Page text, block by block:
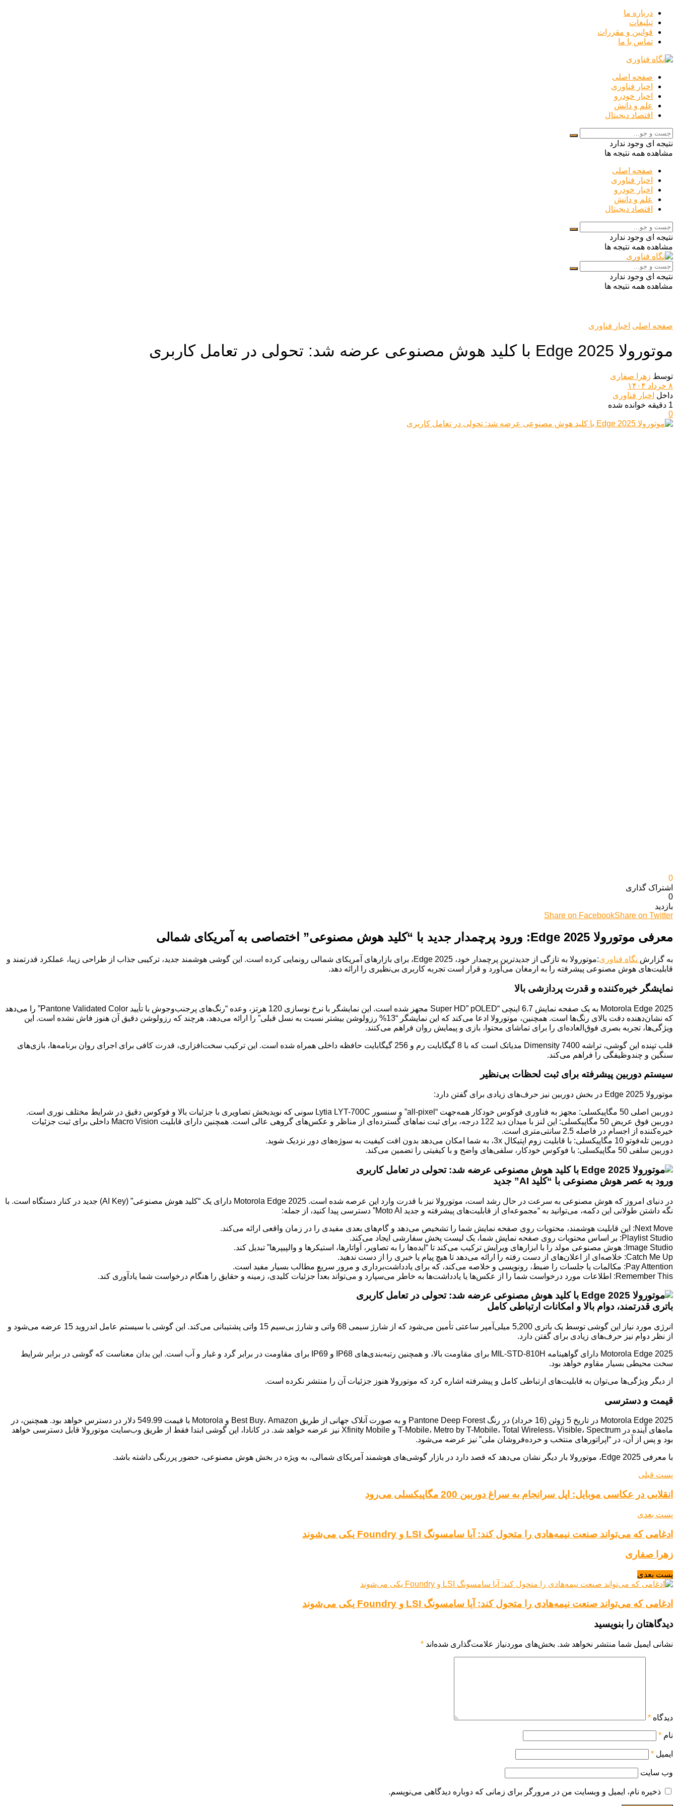
درباره ما
تبلیغات
قوانین و مقررات
تماس با ما
صفحه اصلی
اخبار فناوری
اخبار خودرو
علم و دانش
اقتصاد دیجیتال
نتیجه ای وجود ندارد
مشاهده همه نتیجه ها
صفحه اصلی
اخبار فناوری
اخبار خودرو
علم و دانش
اقتصاد دیجیتال
نتیجه ای وجود ندارد
مشاهده همه نتیجه ها
نتیجه ای وجود ندارد
مشاهده همه نتیجه ها
صفحه اصلی اخبار فناوری
موتورولا Edge 2025 با کلید هوش مصنوعی عرضه شد: تحولی در تعامل کاربری
توسط زهرا صفاری
۸ خرداد ۱۴۰۴
داخل اخبار فناوری
1 دقیقه خوانده شده
0
0
اشتراک گذاری‌
0
بازدید
Share on FacebookShare on Twitter
معرفی موتورولا Edge 2025: ورود پرچمدار جدید با “کلید هوش مصنوعی” اختصاصی به آمریکای شمالی
به گزارش نگاه فناوری
:موتورولا به تازگی از جدیدترین پرچمدار خود، Edge 2025، برای بازارهای آمریکای شمالی رونمایی کرده است. این گوشی هوشمند جدید، ترکیبی جذاب از طراحی زیبا، عملکرد قدرتمند و
قابلیت‌های هوش مصنوعی پیشرفته را به ارمغان می‌آورد و قرار است تجربه کاربری بی‌نظیری را ارائه دهد.
نمایشگر خیره‌کننده و قدرت پردازشی بالا
Motorola Edge 2025 به یک صفحه نمایش 6.7 اینچی “Super HD” pOLED مجهز شده است. این نمایشگر با نرخ نوسازی 120 هرتز، وعده “رنگ‌های پرجنب‌وجوش با تأیید Pantone Validated Color” را می‌دهد
که نشان‌دهنده دقت بالای رنگ‌ها است. همچنین، موتورولا ادعا می‌کند که این نمایشگر “13% رزولوشن بیشتر نسبت به نسل قبلی” را ارائه می‌دهد، هرچند که رزولوشن دقیق آن هنوز فاش نشده است. این
ویژگی‌ها، تجربه بصری فوق‌العاده‌ای را برای تماشای محتوا، بازی و پیمایش روان فراهم می‌کنند.
قلب تپنده این گوشی، تراشه Dimensity 7400 مدیاتک است که با 8 گیگابایت رم و 256 گیگابایت حافظه داخلی همراه شده است. این ترکیب سخت‌افزاری، قدرت کافی برای اجرای روان برنامه‌ها، بازی‌های
سنگین و چندوظیفگی را فراهم می‌کند.
سیستم دوربین پیشرفته برای ثبت لحظات بی‌نظیر
موتورولا Edge 2025 در بخش دوربین نیز حرف‌های زیادی برای گفتن دارد:
دوربین اصلی 50 مگاپیکسلی: مجهز به فناوری فوکوس خودکار همه‌جهت “all-pixel” و سنسور Lytia LYT-700C سونی که نویدبخش تصاویری با جزئیات بالا و فوکوس دقیق در شرایط مختلف نوری است.
دوربین فوق عریض 50 مگاپیکسلی: این لنز با میدان دید 122 درجه، برای ثبت نماهای گسترده‌ای از مناظر و عکس‌های گروهی عالی است. همچنین دارای قابلیت Macro Vision داخلی برای ثبت جزئیات
خیره‌کننده از اجسام در فاصله 2.5 سانتی‌متری است.
دوربین تله‌فوتو 10 مگاپیکسلی: با قابلیت زوم اپتیکال 3x، به شما امکان می‌دهد بدون افت کیفیت به سوژه‌های دور نزدیک شوید.
دوربین سلفی 50 مگاپیکسلی: با فوکوس خودکار، سلفی‌های واضح و با کیفیتی را تضمین می‌کند.
ورود به عصر هوش مصنوعی با “کلید AI” جدید
در دنیای امروز که هوش مصنوعی به سرعت در حال رشد است، موتورولا نیز با قدرت وارد این عرصه شده است. Motorola Edge 2025 دارای یک “کلید هوش مصنوعی” (AI Key) جدید در کنار دستگاه است. با
نگه داشتن طولانی این دکمه، می‌توانید به “مجموعه‌ای از قابلیت‌های پیشرفته و جدید Moto AI” دسترسی پیدا کنید، از جمله:
Next Move: این قابلیت هوشمند، محتویات روی صفحه نمایش شما را تشخیص می‌دهد و گام‌های بعدی مفیدی را در زمان واقعی ارائه می‌کند.
Playlist Studio: بر اساس محتویات روی صفحه نمایش شما، یک لیست پخش سفارشی ایجاد می‌کند.
Image Studio: هوش مصنوعی مولد را با ابزارهای ویرایش ترکیب می‌کند تا “ایده‌ها را به تصاویر، آواتارها، استیکرها و والپیپرها” تبدیل کند.
Catch Me Up: خلاصه‌ای از اعلان‌های از دست رفته را ارائه می‌دهد تا هیچ پیام یا خبری را از دست ندهید.
Pay Attention: مکالمات یا جلسات را ضبط، رونویسی و خلاصه می‌کند، که برای یادداشت‌برداری و مرور سریع مطالب بسیار مفید است.
Remember This: اطلاعات مورد درخواست شما را از عکس‌ها یا یادداشت‌ها به خاطر می‌سپارد و می‌تواند بعداً جزئیات کلیدی، زمینه و حقایق را هنگام درخواست شما یادآوری کند.
باتری قدرتمند، دوام بالا و امکانات ارتباطی کامل
انرژی مورد نیاز این گوشی توسط یک باتری 5,200 میلی‌آمپر ساعتی تأمین می‌شود که از شارژ سیمی 68 واتی و شارژ بی‌سیم 15 واتی پشتیبانی می‌کند. این گوشی با سیستم عامل اندروید 15 عرضه می‌شود و
از نظر دوام نیز حرف‌های زیادی برای گفتن دارد.
Motorola Edge 2025 دارای گواهینامه MIL-STD-810H برای مقاومت بالا، و همچنین رتبه‌بندی‌های IP68 و IP69 برای مقاومت در برابر گرد و غبار و آب است. این بدان معناست که گوشی در برابر شرایط
سخت محیطی بسیار مقاوم خواهد بود.
از دیگر ویژگی‌ها می‌توان به قابلیت‌های ارتباطی کامل و پیشرفته اشاره کرد که موتورولا هنوز جزئیات آن را منتشر نکرده است.
قیمت و دسترسی
Motorola Edge 2025 در تاریخ 5 ژوئن (16 خرداد) در رنگ Pantone Deep Forest و به صورت آنلاک جهانی از طریق Best Buy، Amazon و Motorola با قیمت 549.99 دلار در دسترس خواهد بود. همچنین، در
ماه‌های آینده در T-Mobile، Metro by T-Mobile، Total Wireless، Visible، Spectrum و Xfinity Mobile نیز عرضه خواهد شد. در کانادا، این گوشی ابتدا فقط از طریق وب‌سایت موتورولا قابل دسترسی خواهد
بود و پس از آن، در “اپراتورهای منتخب و خرده‌فروشان ملی” نیز عرضه می‌شود.
با معرفی Edge 2025، موتورولا بار دیگر نشان می‌دهد که قصد دارد در بازار گوشی‌های هوشمند آمریکای شمالی، به ویژه در بخش هوش مصنوعی، حضور پررنگی داشته باشد.
پست قبلی
انقلابی در عکاسی موبایل: اپل سرانجام به سراغ دوربین 200 مگاپیکسلی می‌رود
پست بعدی
ادغامی که می‌تواند صنعت نیمه‌هادی را متحول کند: آیا سامسونگ LSI و Foundry یکی می‌شوند
زهرا صفاری
پست بعدی
ادغامی که می‌تواند صنعت نیمه‌هادی را متحول کند: آیا سامسونگ LSI و Foundry یکی می‌شوند
دیدگاهتان را بنویسید
نشانی ایمیل شما منتشر نخواهد شد. بخش‌های موردنیاز علامت‌گذاری شده‌اند *
دیدگاه *
نام *
ایمیل *
وب‌ سایت
ذخیره نام، ایمیل و وبسایت من در مرورگر برای زمانی که دوباره دیدگاهی می‌نویسم.